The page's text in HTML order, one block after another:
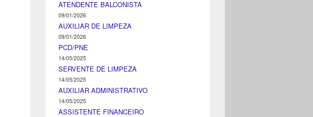
ATENDENTE BALCONISTA
09/01/2026
AUXILIAR DE LIMPEZA
09/01/2026
PCD/PNE
14/05/2025
SERVENTE DE LIMPEZA
14/05/2025
AUXILIAR ADMINISTRATIVO
14/05/2025
ASSISTENTE FINANCEIRO